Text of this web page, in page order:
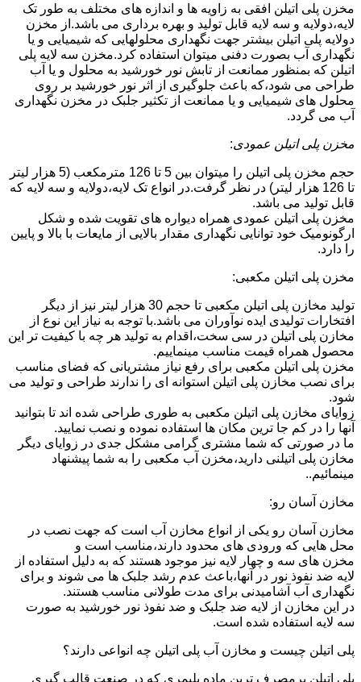
مخزن پلی اتیلن افقی به زاویه ها و اندازه های مختلف به طور تک
لایه،دولایه و سه لایه قابل تولید و بهره برداری می باشد.از مخزن
دولایه پلی اتیلن بیشتر جهت نگهداری محلولهایی که شیمیایی و یا
نگهداری آب بصورت دفنی میتوان استفاده کرد.مخزن سه لایه پلی
اتیلن که بمنظور ممانعت از تابش نور خورشید به محلول و یا آب
طراحی می شود،که باعث جلوگیری از اثر نور خورشید بر روی
محلول های شیمیایی و یا ممانعت از تکثیر جلبک در مخزن نگهداری
آب می گردد.
مخزن پلی اتیلن عمودی:
حجم مخزن پلی اتیلن را میتوان بین 5 تا 126 مترمکعب (5 هزار لیتر
تا 126 هزار لیتر) در نظر گرفت.در انواع تک لایه،دولایه و سه لایه که
قابل تولید می باشد.
مخزن پلی اتیلن عمودی همراه دیواره های تقویت شده و شکل
ارگونومیک خود توانایی نگهداری مقدار بالایی از مایعات با بالا و پایین
را دارد.
مخزن پلی اتیلن مکعبی:
تولید مخازن پلی اتیلن مکعبی تا حجم 30 هزار لیتر نیز از دیگر
افتخارات تولیدی ایده نوآوران می باشد.با توجه به نیاز این نوع از
مخازن پلی اتیلن در سی سخت،اقدام به تولید هر چه با کیفیت تر این
محصول همراه قیمت مناسب مینماییم.
مخزن پلی اتیلن مکعبی برای رفع نیاز مشتریانی که فضای مناسب
برای نصب مخازن پلی اتیلن استوانه ای را ندارند طراحی و تولید می
شود.
زوایای مخازن پلی اتیلن مکعبی به طوری طراحی شده اند تا بتوانید
آنها را در کم جا ترین مکان ها استفاده نموده و نصب نمایید.
ما در صورتی که شما مشتری گرامی مشکل جدی در زوایای دیگر
مخازن پلی اتیلنی دارید،مخزن آب مکعبی را به شما پیشنهاد
مینمائیم..
مخازن آسان رو:
مخازن آسان رو یکی از انواع مخازن آب است که جهت نصب در
محل هایی که ورودی های محدود دارند،مناسب است و
مخزن های سه و چهار لایه نیز موجود هستند که به دلیل استفاده از
لایه ضد نفوذ نور در آنها،باعث عدم رشد جلبک ها می شوند و برای
نگهداری آب آشامیدنی برای مدت طولانی مناسب هستند.
در این مخازن از لایه ضد جلبک و ضد نفوذ نور خورشید به صورت
سه لایه استفاده شده است.
پلی اتیلن چیست و مخازن آب پلی اتیلن چه انواعی دارند؟
پلی اتیلن پرمصرف ترین ماده پلیمری که در صنعت قالب گیری